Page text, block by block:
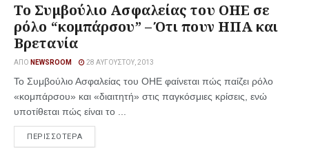
Το Συμβούλιο Ασφαλείας του ΟΗΕ σε
ρόλο “κομπάρσου” – Ότι πουν ΗΠΑ και
Βρετανία
ΑΠΌ NEWSROOM 28 ΑΥΓΟΎΣΤΟΥ, 2013
Το Συμβούλιο Ασφαλείας του ΟΗΕ φαίνεται πώς παίζει ρόλο
«κομπάρσου» και «διαιτητή» στις παγκόσμιες κρίσεις, ενώ
υποτίθεται πώς είναι το ...
ΠΕΡΙΣΣΟΤΕΡΑ